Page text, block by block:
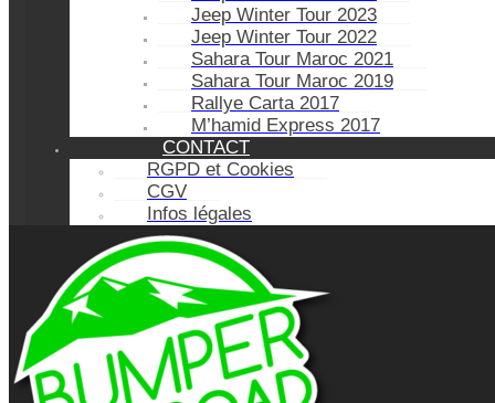
Jeep Winter Tour 2023
Jeep Winter Tour 2022
Sahara Tour Maroc 2021
Sahara Tour Maroc 2019
Rallye Carta 2017
M’hamid Express 2017
CONTACT
RGPD et Cookies
CGV
Infos légales